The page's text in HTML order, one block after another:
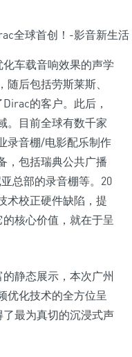
车载音响效果的声学
后包括劳斯莱斯、
的客户。此后，
。目前全球有数千家
录音棚/电影配乐制作
，包括瑞典公共广播
总部的录音棚等。20
术校正硬件缺陷，提
核心价值，就在于呈
静态展示，本次广州
优化技术的全方位呈
最为真切的沉浸式声